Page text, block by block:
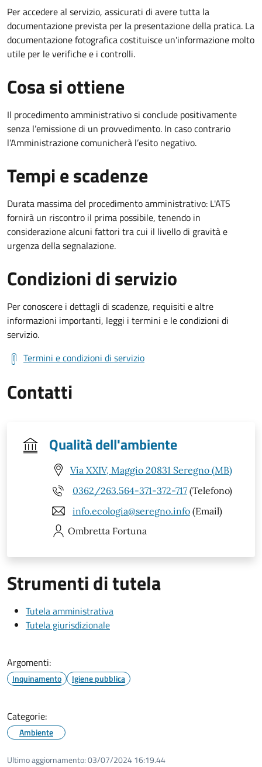
Per accedere al servizio, assicurati di avere tutta la
documentazione prevista per la presentazione della pratica. La
documentazione fotografica costituisce un'informazione molto
utile per le verifiche e i controlli.
Cosa si ottiene
Il procedimento amministrativo si conclude positivamente
senza l’emissione di un provvedimento. In caso contrario
l’Amministrazione comunicherà l’esito negativo.
Tempi e scadenze
Durata massima del procedimento amministrativo: L'ATS
fornirà un riscontro il prima possibile, tenendo in
considerazione alcuni fattori tra cui il livello di gravità e
urgenza della segnalazione.
Condizioni di servizio
Per conoscere i dettagli di scadenze, requisiti e altre
informazioni importanti, leggi i termini e le condizioni di
servizio.
Termini e condizioni di servizio
Contatti
Qualità dell'ambiente
Via XXIV, Maggio 20831 Seregno (MB)
0362/263.564-371-372-717 (Telefono)
info.ecologia@seregno.info (Email)
Ombretta Fortuna
Strumenti di tutela
Tutela amministrativa
Tutela giurisdizionale
Argomenti:
Inquinamento Igiene pubblica
Categorie:
Ambiente
Ultimo aggiornamento:03/07/2024 16:19.44